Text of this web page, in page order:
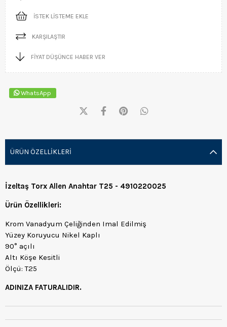
İSTEK LISTEME EKLE
KARŞILAŞTIR
FIYAT DÜŞÜNCE HABER VER
WhatsApp
ÜRÜN ÖZELLIKLERI
İzeltaş Torx Allen Anahtar T25 - 4910220025
Ürün Özellikleri:
Krom Vanadyum Çeliğinden Imal Edilmiş
Yüzey Koruyucu Nikel Kaplı
90° açılı
Altı Köşe Kesitli
Ölçü: T25
ADINIZA FATURALIDIR.